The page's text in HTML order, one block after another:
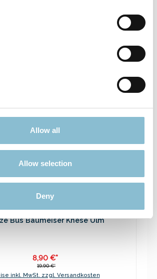
Allow all
Allow selection
Deny
Bus Baumeiser Knese Ulm
8,90 €*
19,90 €*
inkl. MwSt. zzgl. Versandkosten